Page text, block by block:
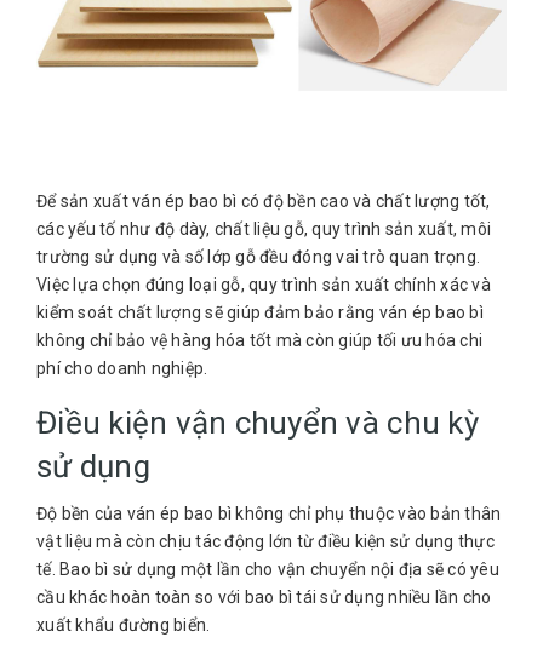
Để sản xuất ván ép bao bì có độ bền cao và chất lượng tốt,
các yếu tố như độ dày, chất liệu gỗ, quy trình sản xuất, môi
trường sử dụng và số lớp gỗ đều đóng vai trò quan trọng.
Việc lựa chọn đúng loại gỗ, quy trình sản xuất chính xác và
kiểm soát chất lượng sẽ giúp đảm bảo rằng ván ép bao bì
không chỉ bảo vệ hàng hóa tốt mà còn giúp tối ưu hóa chi
phí cho doanh nghiệp.
Điều kiện vận chuyển và chu kỳ
sử dụng
Độ bền của ván ép bao bì không chỉ phụ thuộc vào bản thân
vật liệu mà còn chịu tác động lớn từ điều kiện sử dụng thực
tế. Bao bì sử dụng một lần cho vận chuyển nội địa sẽ có yêu
cầu khác hoàn toàn so với bao bì tái sử dụng nhiều lần cho
xuất khẩu đường biển.